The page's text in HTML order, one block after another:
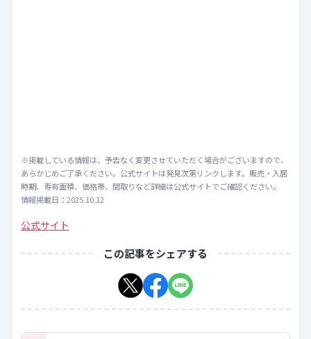
※掲載している情報は、予告なく変更させていただく場合がございますので、
あらかじめご了承ください。公式サイトは発見次第リンクします。販売・入居
時期、専有面積、価格帯、間取りなど詳細は公式サイトでご確認ください。
情報掲載日：2025.10.12
公式サイト
この記事をシェアする